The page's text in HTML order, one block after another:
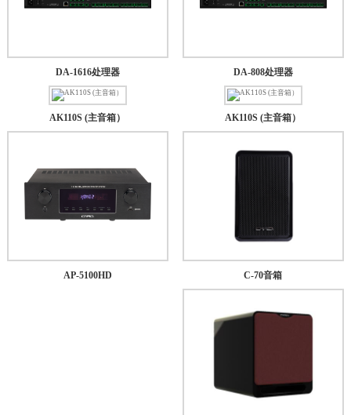
DA-1616处理器 DA-808处理器
AK110S (主音箱） AK110S (主音箱）
AP-5100HD C-70音箱